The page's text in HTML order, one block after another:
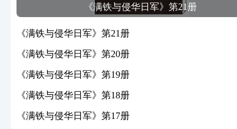
《满铁与侵华日军》第21册
《满铁与侵华日军》第21册
《满铁与侵华日军》第20册
《满铁与侵华日军》第19册
《满铁与侵华日军》第18册
《满铁与侵华日军》第17册